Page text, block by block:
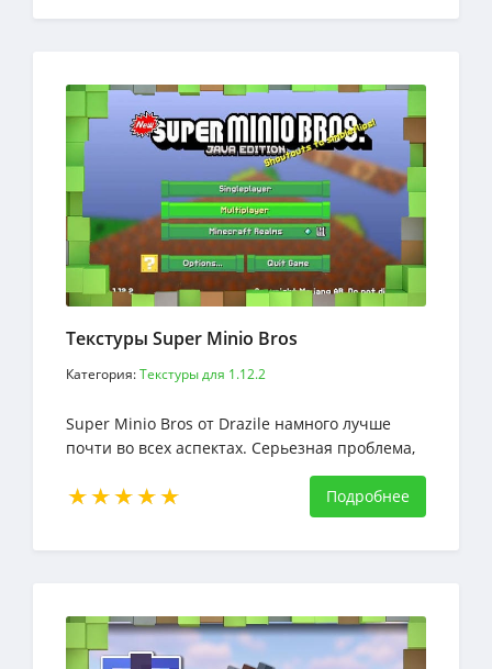
Текстуры Super Minio Bros
Категория:Текстуры для 1.12.2
Super Minio Bros от Drazile намного лучше
почти во всех аспектах. Серьезная проблема,
с которой сталкиваются пакеты Minecraft
Подробнее